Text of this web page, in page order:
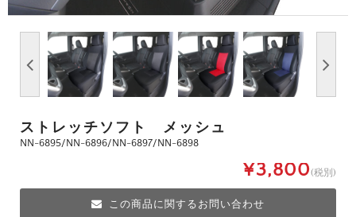
ストレッチソフト メッシュ
NN-6895/NN-6896/NN-6897/NN-6898
¥3,800(税別)
この商品に関するお問い合わせ